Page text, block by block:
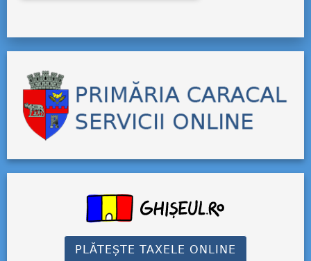
PLĂTEȘTE TAXELE ONLINE